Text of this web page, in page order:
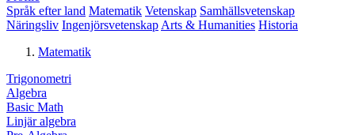
Språk efter land Matematik Vetenskap Samhällsvetenskap
Näringsliv Ingenjörsvetenskap Arts & Humanities Historia
Matematik
Trigonometri
Algebra
Basic Math
Linjär algebra